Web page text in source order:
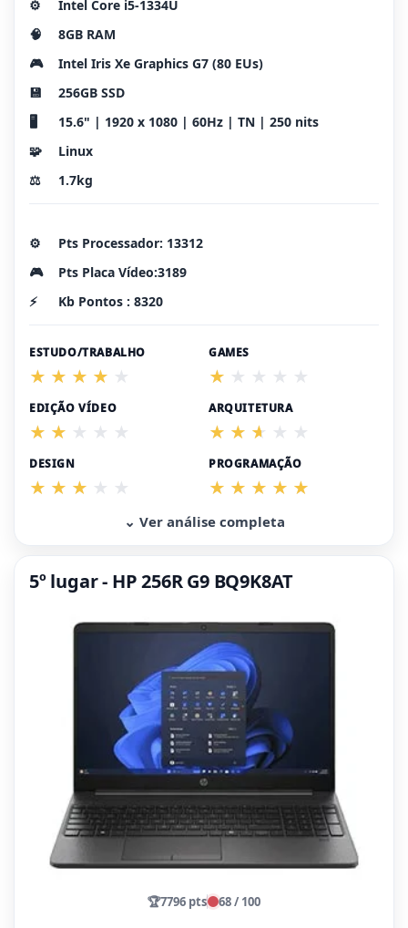
⚙️
Intel Core i5-1334U
🧠
8GB RAM
🎮
Intel Iris Xe Graphics G7 (80 EUs)
💾
256GB SSD
🖥️
15.6" | 1920 x 1080 | 60Hz | TN | 250 nits
🧩
Linux
⚖️
1.7kg
⚙️
Pts Processador: 13312
🎮
Pts Placa Vídeo:3189
⚡
Kb Pontos : 8320
ESTUDO/TRABALHO GAMES
EDIÇÃO VÍDEO ARQUITETURA
DESIGN PROGRAMAÇÃO
⌄ Ver análise completa
5º lugar - HP 256R G9 BQ9K8AT
🏆7796 pts 68 / 100